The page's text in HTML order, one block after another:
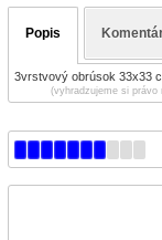
Popis
3vrstvový obrúsok 33x33
(vyhradzujeme si právo